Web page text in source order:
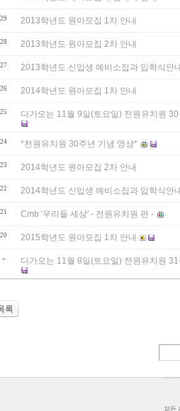
29 2013학년도 원아모집 1차 안내
28 2013학년도 원아모집 2차 안내
27 2013학년도 신입생 예비소집과 입학식안
26 2014학년도 원아모집 1차 안내
25 다가오는 11월 9일(토요일) 전원유치원
24 *전원유치원 30주년 기념 영상*
23 2014학년도 원아모집 2차 안내
22 2014학년도 신입생 예비소집과 입학식안
21 Cmb '우리들 세상' - 전원유치원 편 -
20 2015학년도 원아모집 1차 안내
» 다가오는 11월 8일(토요일) 전원유치원
록